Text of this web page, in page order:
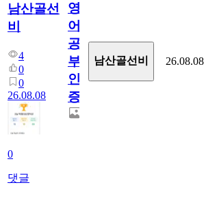
남산골선
비
4
0
0
26.08.08
0
댓글
영
어
공
부
인
증
남산골선비 26.08.08